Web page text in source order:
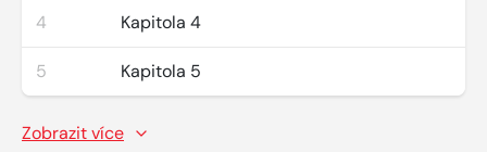
4 Kapitola 4
5 Kapitola 5
Zobrazit více